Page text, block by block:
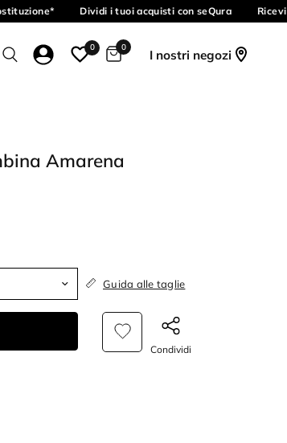
Dividi i tuoi acquisti con seQura
0 0
I nostri negozi
Amarena
Guida alle taglie
Condividi